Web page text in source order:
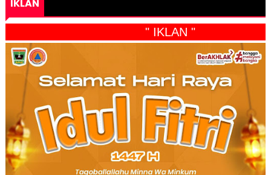
IKLAN
" IKLAN "